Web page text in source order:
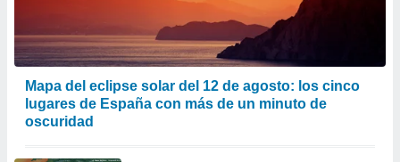
Mapa del eclipse solar del 12 de agosto: los cinco
lugares de España con más de un minuto de
oscuridad